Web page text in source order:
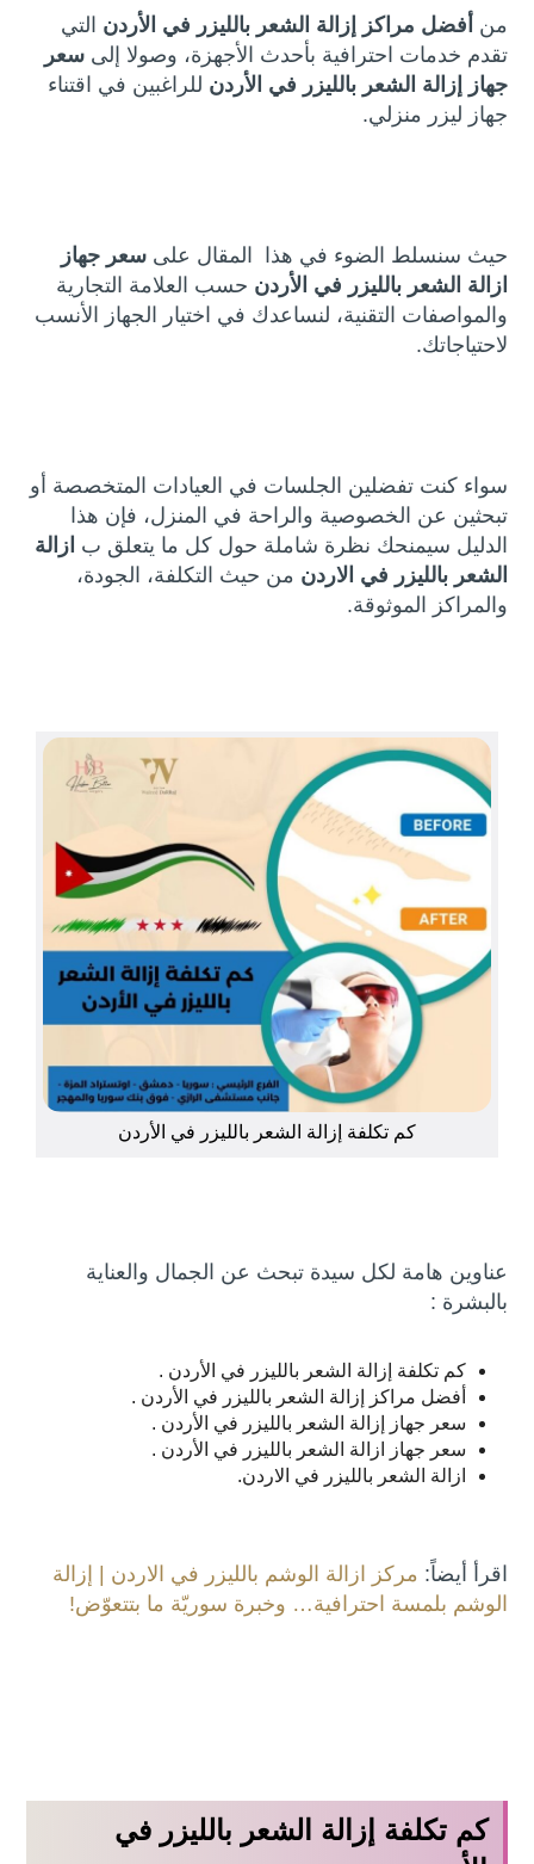
من أفضل مراكز إزالة الشعر بالليزر في الأردن التي
تقدم خدمات احترافية بأحدث الأجهزة، وصولا إلىسعر
جهاز إزالة الشعر بالليزر في الأردن للراغبين في اقتناء
جهاز ليزر منزلي.
حيث سنسلط الضوء في هذا المقال علىسعر جهاز
ازالة الشعر بالليزر في الأردن حسب العلامة التجارية
والمواصفات التقنية، لنساعدك في اختيار الجهاز الأنسب
لاحتياجاتك.
سواء كنت تفضلين الجلسات في العيادات المتخصصة أو
تبحثين عن الخصوصية والراحة في المنزل، فإن هذا
الدليل سيمنحك نظرة شاملة حول كل ما يتعلق ب ازالة
الشعر بالليزر في الاردن من حيث التكلفة، الجودة،
والمراكز الموثوقة.
كم تكلفة إزالة الشعر بالليزر في الأردن
عناوين هامة لكل سيدة تبحث عن الجمال والعناية
بالبشرة :
كم تكلفة إزالة الشعر بالليزر في الأردن .
أفضل مراكز إزالة الشعر بالليزر في الأردن .
سعر جهاز إزالة الشعر بالليزر في الأردن .
سعر جهاز ازالة الشعر بالليزر في الأردن .
ازالة الشعر بالليزر في الاردن.
اقرأ أيضاً: مركز ازالة الوشم بالليزر في الاردن | إزالة
الوشم بلمسة احترافية… وخبرة سوريّة ما بتتعوّض!
كم تكلفة إزالة الشعر بالليزر في